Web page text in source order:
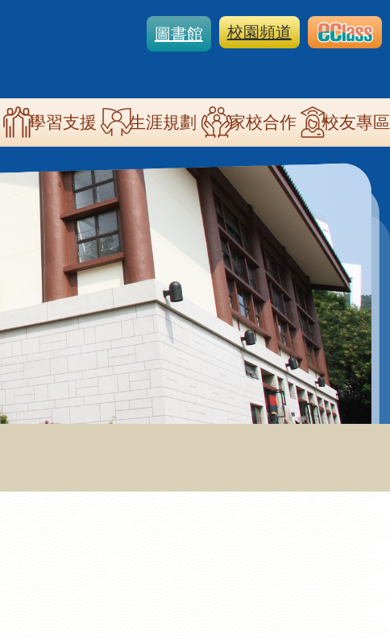
圖書館 校園頻道
學習支援 生涯規劃 家校合作 校友專區